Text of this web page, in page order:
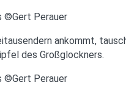
ankommt,
des Großglockners.